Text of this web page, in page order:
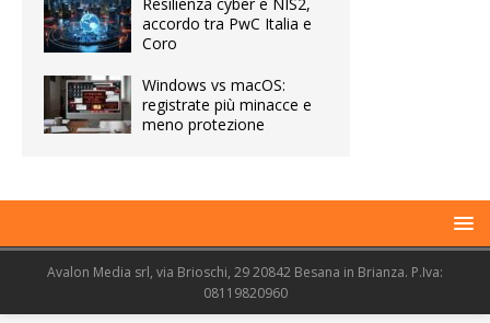
accordo tra PwC Italia e
Coro
Windows vs macOS:
registrate più minacce e
meno protezione
Avalon Media srl, via Brioschi, 29 20842 Besana in Brianza. P.Iva:
08119820960